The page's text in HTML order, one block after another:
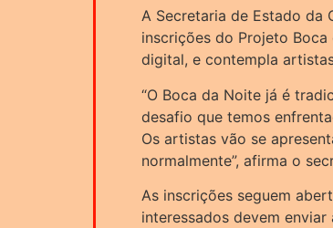
A Secretaria de Estado da
inscrições do Projeto
digital, e contempla
“O Boca da Noite já é
desafio que temos
Os artistas vão se
normalmente”, afirma o
As inscrições seguem
interessados devem